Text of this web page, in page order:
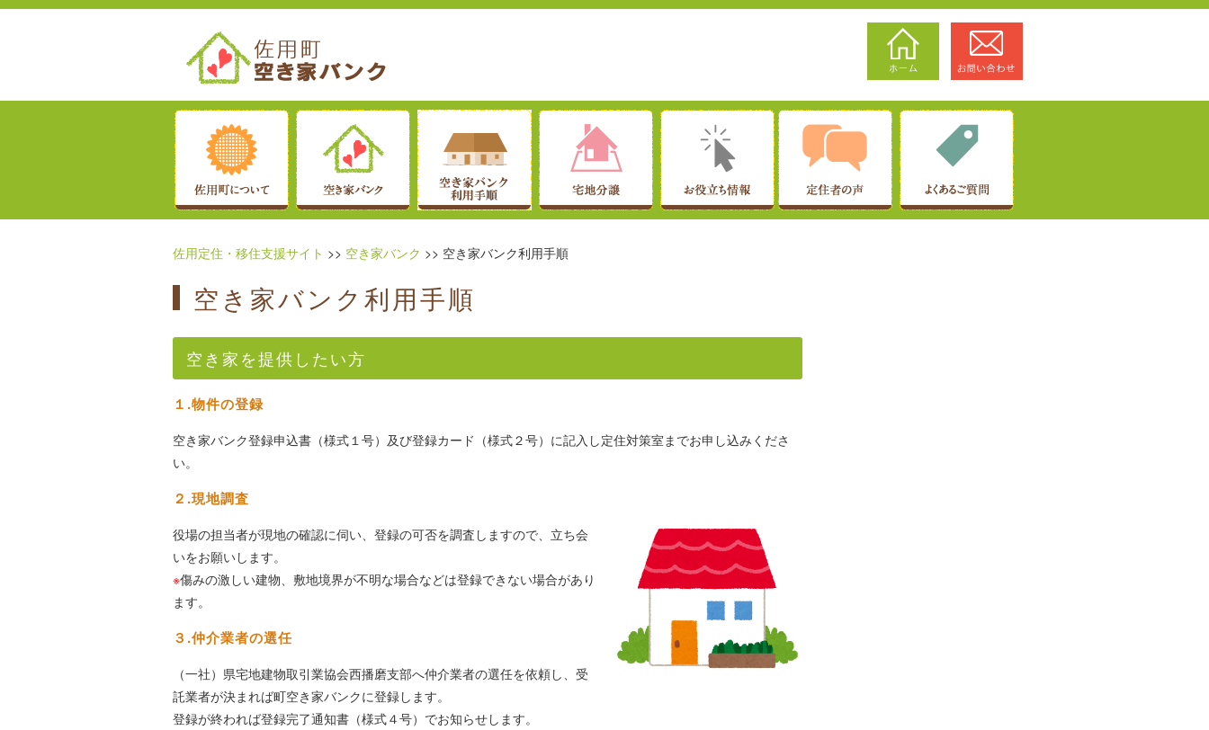
佐用定住・移住支援サイト >> 空き家バンク >> 空き家バンク利用手順
空き家バンク利用手順
空き家を提供したい方
１.物件の登録
空き家バンク登録申込書（様式１号）及び登録カード（様式２号）に記入し定住対策室までお申し込みくださ
い。
２.現地調査
役場の担当者が現地の確認に伺い、登録の可否を調査しますので、立ち会
いをお願いします。
※傷みの激しい建物、敷地境界が不明な場合などは登録できない場合があり
ます。
３.仲介業者の選任
（一社）県宅地建物取引業協会西播磨支部へ仲介業者の選任を依頼し、受
託業者が決まれば町空き家バンクに登録します。
登録が終われば登録完了通知書（様式４号）でお知らせします。